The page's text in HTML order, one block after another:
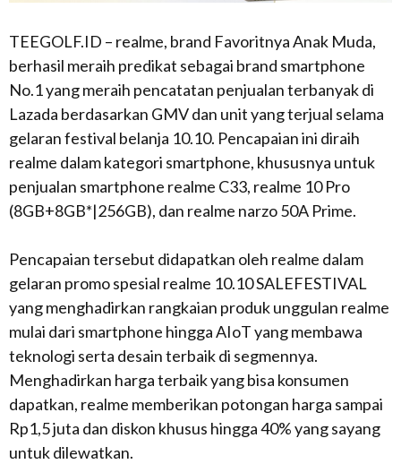
TEEGOLF.ID – realme, brand Favoritnya Anak Muda,
berhasil meraih predikat sebagai brand smartphone
No.1 yang meraih pencatatan penjualan terbanyak di
Lazada berdasarkan GMV dan unit yang terjual selama
gelaran festival belanja 10.10. Pencapaian ini diraih
realme dalam kategori smartphone, khususnya untuk
penjualan smartphone realme C33, realme 10 Pro
(8GB+8GB*|256GB), dan realme narzo 50A Prime.
Pencapaian tersebut didapatkan oleh realme dalam
gelaran promo spesial realme 10.10 SALEFESTIVAL
yang menghadirkan rangkaian produk unggulan realme
mulai dari smartphone hingga AIoT yang membawa
teknologi serta desain terbaik di segmennya.
Menghadirkan harga terbaik yang bisa konsumen
dapatkan, realme memberikan potongan harga sampai
Rp1,5 juta dan diskon khusus hingga 40% yang sayang
untuk dilewatkan.